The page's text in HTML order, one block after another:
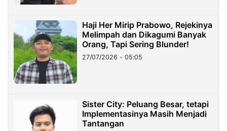
Haji Her Mirip Prabowo, Rejekinya
Melimpah dan Dikagumi Banyak
Orang, Tapi Sering Blunder!
27/07/2026 - 05:05
Sister City: Peluang Besar, tetapi
Implementasinya Masih Menjadi
Tantangan